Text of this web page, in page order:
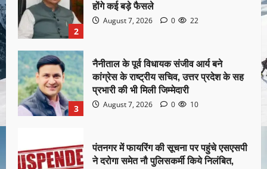
2
होंगे कई बड़े फैसले
August 7, 2026 0 22
3
नैनीताल के पूर्व विधायक संजीव आर्य बने
कांग्रेस के राष्ट्रीय सचिव, उत्तर प्रदेश के सह
प्रभारी की भी मिली जिम्मेदारी
August 7, 2026 0 10
पंतनगर में फायरिंग की सूचना पर पहुंचे एसएसपी
ने दरोगा समेत नौ पुलिसकर्मी किये निलंबित,